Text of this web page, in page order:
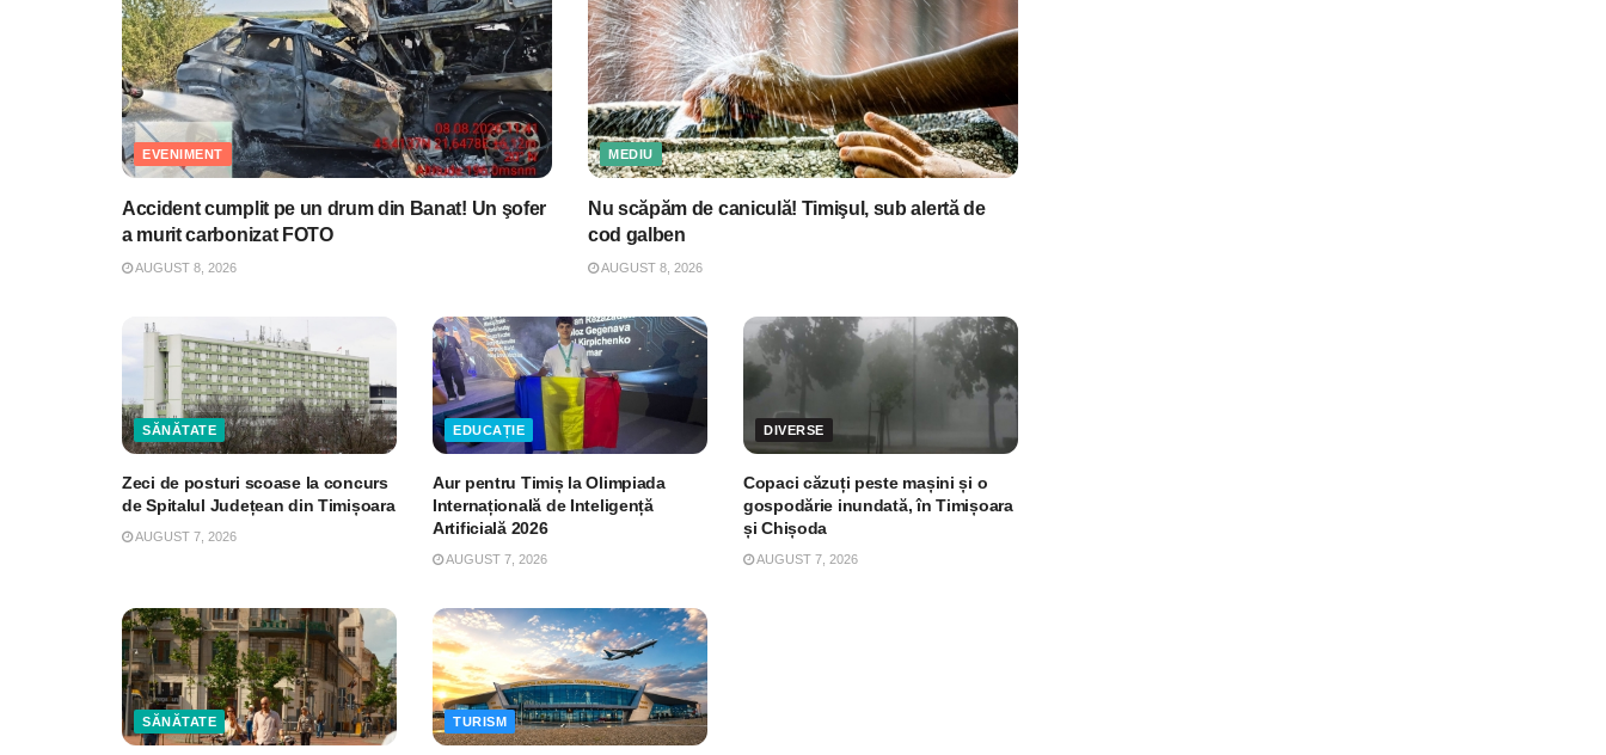
EVENIMENT
Accident cumplit pe un drum din Banat! Un şofer
a murit carbonizat FOTO
AUGUST 8, 2026
MEDIU
Nu scăpăm de caniculă! Timişul, sub alertă de
cod galben
AUGUST 8, 2026
SĂNĂTATE
Zeci de posturi scoase la concurs
de Spitalul Județean din Timișoara
AUGUST 7, 2026
EDUCAȚIE
Aur pentru Timiș la Olimpiada
Internațională de Inteligență
Artificială 2026
AUGUST 7, 2026
DIVERSE
Copaci căzuți peste mașini și o
gospodărie inundată, în Timișoara
și Chișoda
AUGUST 7, 2026
SĂNĂTATE TURISM